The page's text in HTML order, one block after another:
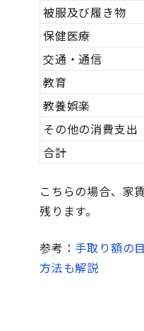
被服及び履き物
保健医療
交通・通信
教育
教養娯楽
その他の消費支出
合計
こちらの場合、家
残ります。
参考： 手取り額の
方法も解説